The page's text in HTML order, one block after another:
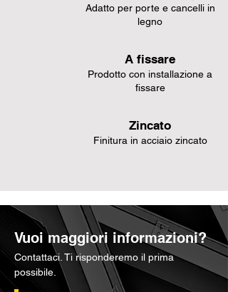
Adatto per porte e cancelli in
legno
A fissare
Prodotto con installazione a
fissare
Zincato
Finitura in acciaio zincato
Vuoi maggiori informazioni?
Contattaci. Ti risponderemo il prima
possibile.